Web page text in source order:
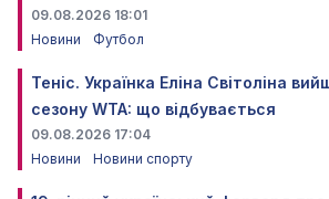
09.08.2026 18:01
Новини
Футбол
Теніс. Українка Еліна Світоліна
сезону WTA: що відбувається
09.08.2026 17:04
Новини
Новини спорту